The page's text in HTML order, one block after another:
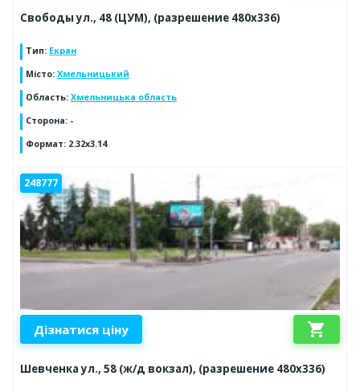
Свободы ул., 48 (ЦУМ), (разрешение 480х336)
Тип: Екран
Місто: Хмельницький
Область: Хмельницька область
Сторона: -
Формат: 2.32x3.14
248777
Дізнатися ціну shopping_cart
Шевченка ул., 58 (ж/д вокзал), (разрешение 480х336)